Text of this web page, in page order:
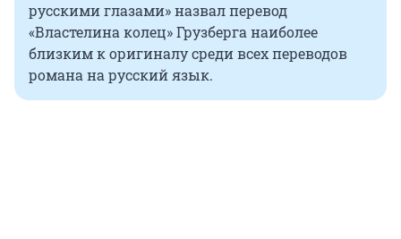
русскими глазами» назвал перевод
«Властелина колец» Грузберга наиболее
близким к оригиналу среди всех переводов
романа на русский язык.